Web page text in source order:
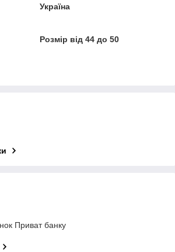
Україна
Розмір від 44 до 50
Приват банку